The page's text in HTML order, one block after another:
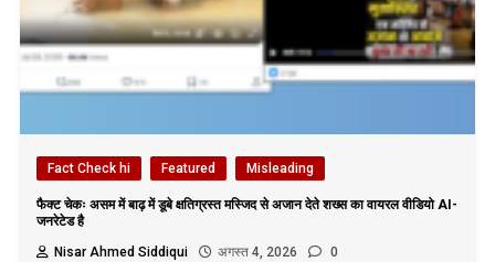
Fact Check hi Featured Misleading
फैक्ट चेकः असम में बाढ़ में डूबे क्षतिग्रस्त मस्जिद से अजान देते शख्स का वायरल वीडियो AI-
जनरेटेड है
Nisar Ahmed Siddiqui
अगस्त 4, 2026 0